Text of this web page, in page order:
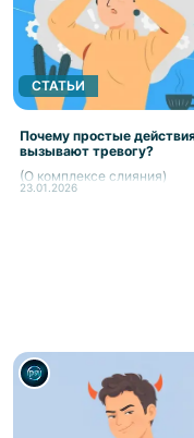
СТАТЬИ
Почему простые
вызывают тревогу?
(О комплексе слияния)
23.01.2026